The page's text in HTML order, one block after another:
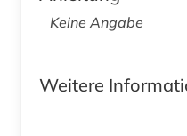
Keine Angabe
Weitere